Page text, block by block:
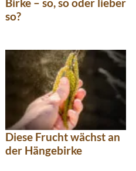
Birke – so, so oder lieber
so?
Diese Frucht wächst an
der Hängebirke